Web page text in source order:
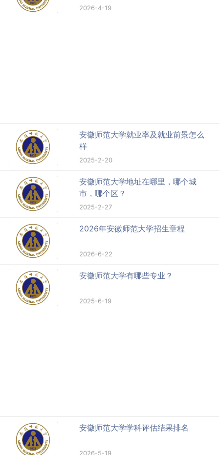
2026-4-19
安徽师范大学就业率及就业前景怎么
样
2025-2-20
安徽师范大学地址在哪里，哪个城
市，哪个区？
2025-2-27
2026年安徽师范大学招生章程
2026-6-22
安徽师范大学有哪些专业？
2025-6-19
安徽师范大学学科评估结果排名
2026-5-19